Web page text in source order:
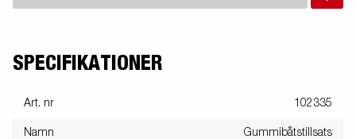
SPECIFIKATIONER
Art. nr 102335
Namn Gummibåtstillsats